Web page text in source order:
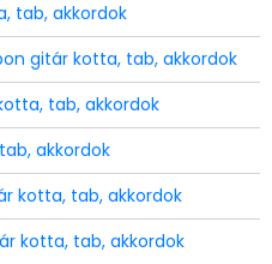
tab, akkordok
gitár kotta, tab, akkordok
tab, akkordok
akkordok
kotta, tab, akkordok
kotta, tab, akkordok